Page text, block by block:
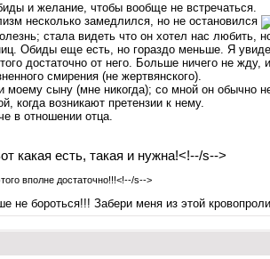
и желание, чтобы вообще не встречаться.
несколько замедлился, но не остановился
стала видеть что он хотел нас любить,
еще есть, но гораздо меньше. Я
достаточно от него. Больше ничего не
смирения (не жертвянского).
сыну (мне никогда); со мной он обычно
когда возникают претензии к нему.
в отношении отца.
какая есть, такая и нужна!<!--/s-->
вполне достаточно!!!<!--/s-->
не бороться!!! Забери меня из этой